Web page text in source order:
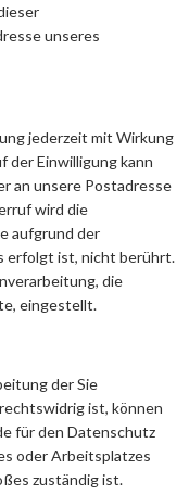
unseres
jederzeit mit Wirkung
der Einwilligung kann
an unsere Postadresse
wird die
aufgrund der
erfolgt ist, nicht berührt.
die
eingestellt.
der Sie
ist, können
für den Datenschutz
oder Arbeitsplatzes
zuständig ist.